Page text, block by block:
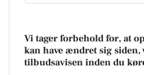
Vi tager forbehold for, at
kan have ændret sig
tilbudsavisen inden du